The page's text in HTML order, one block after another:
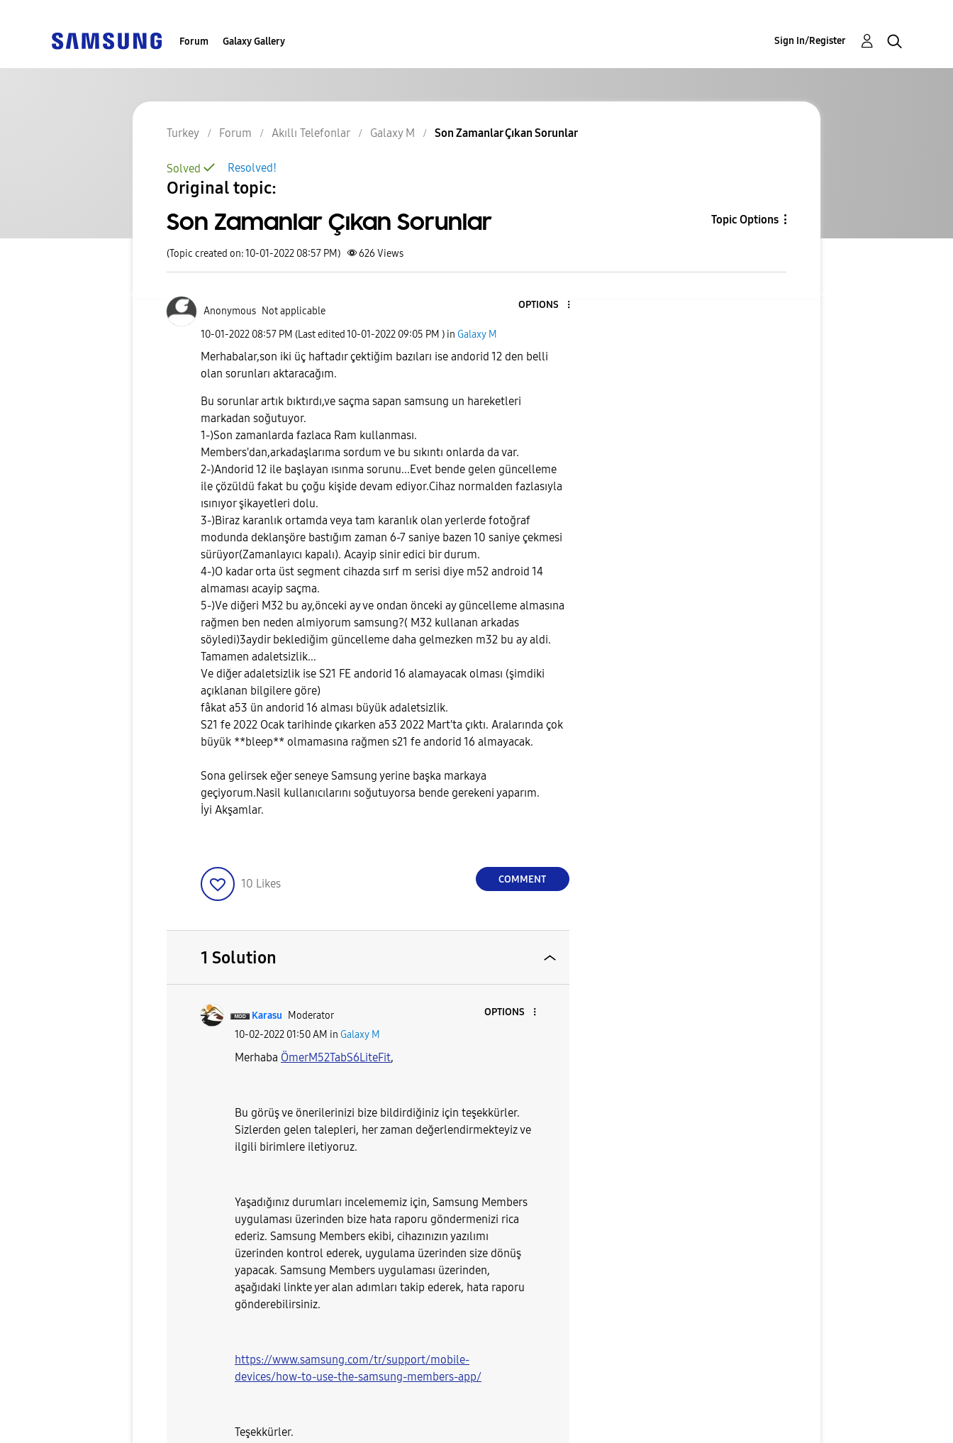
Forum Galaxy Gallery Sign In/Register
Turkey Forum Akıllı Telefonlar Galaxy M Son Zamanlar Çıkan Sorunlar
Resolved!
Solved
Original topic:
Son Zamanlar Çıkan Sorunlar Topic Options
(Topic created on: 10-01-2022 08:57 PM) 626 Views
Anonymous Not applicable
OPTIONS
‎10-01-2022 08:57 PM (Last edited ‎10-01-2022 09:05 PM ) in Galaxy M
Merhabalar,son iki üç haftadır çektiğim bazıları ise andorid 12 den belli
olan sorunları aktaracağım.
Bu sorunlar artık bıktırdı,ve saçma sapan samsung un hareketleri
markadan soğutuyor.
1-)Son zamanlarda fazlaca Ram kullanması.
Members'dan,arkadaşlarıma sordum ve bu sıkıntı onlarda da var.
2-)Andorid 12 ile başlayan ısınma sorunu...Evet bende gelen güncelleme
ile çözüldü fakat bu çoğu kişide devam ediyor.Cihaz normalden fazlasıyla
ısınıyor şikayetleri dolu.
3-)Biraz karanlık ortamda veya tam karanlık olan yerlerde fotoğraf
modunda deklanşöre bastığım zaman 6-7 saniye bazen 10 saniye çekmesi
sürüyor(Zamanlayıcı kapalı). Acayip sinir edici bir durum.
4-)O kadar orta üst segment cihazda sırf m serisi diye m52 android 14
almaması acayip saçma.
5-)Ve diğeri M32 bu ay,önceki ay ve ondan önceki ay güncelleme almasına
rağmen ben neden almiyorum samsung?( M32 kullanan arkadas
söyledi)3aydir beklediğim güncelleme daha gelmezken m32 bu ay aldi.
Tamamen adaletsizlik...
Ve diğer adaletsizlik ise S21 FE andorid 16 alamayacak olması (şimdiki
açıklanan bilgilere göre)
fâkat a53 ün andorid 16 alması büyük adaletsizlik.
S21 fe 2022 Ocak tarihinde çıkarken a53 2022 Mart'ta çıktı. Aralarında çok
büyük **bleep** olmamasına rağmen s21 fe andorid 16 almayacak.
Sona gelirsek eğer seneye Samsung yerine başka markaya
geçiyorum.Nasil kullanıcılarını soğutuyorsa bende gerekeni yaparım.
İyi Akşamlar.
10 Likes COMMENT
1 Solution
Karasu Moderator
OPTIONS
‎10-02-2022 01:50 AM in Galaxy M
Merhaba ÖmerM52TabS6LiteFit,
Bu görüş ve önerilerinizi bize bildirdiğiniz için teşekkürler.
Sizlerden gelen talepleri, her zaman değerlendirmekteyiz ve
ilgili birimlere iletiyoruz.
Yaşadığınız durumları incelememiz için, Samsung Members
uygulaması üzerinden bize hata raporu göndermenizi rica
ederiz. Samsung Members ekibi, cihazınızın yazılımı
üzerinden kontrol ederek, uygulama üzerinden size dönüş
yapacak. Samsung Members uygulaması üzerinden,
aşağıdaki linkte yer alan adımları takip ederek, hata raporu
gönderebilirsiniz.
https://www.samsung.com/tr/support/mobile-
devices/how-to-use-the-samsung-members-app/
Teşekkürler.